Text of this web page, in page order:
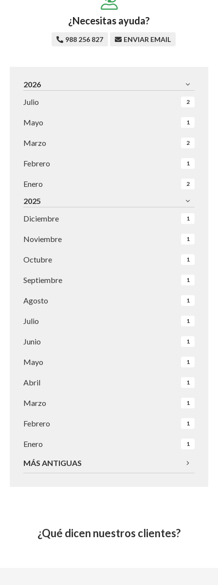
¿Necesitas ayuda?
988 256 827 ENVIAR EMAIL
2026
Julio
2
Mayo 1
Marzo 2
Febrero 1
Enero 2
2025
Diciembre
1
Noviembre 1
Octubre 1
Septiembre 1
Agosto 1
Julio 1
Junio 1
Mayo 1
Abril 1
Marzo 1
Febrero 1
Enero 1
MÁS ANTIGUAS
¿Qué dicen nuestros clientes?